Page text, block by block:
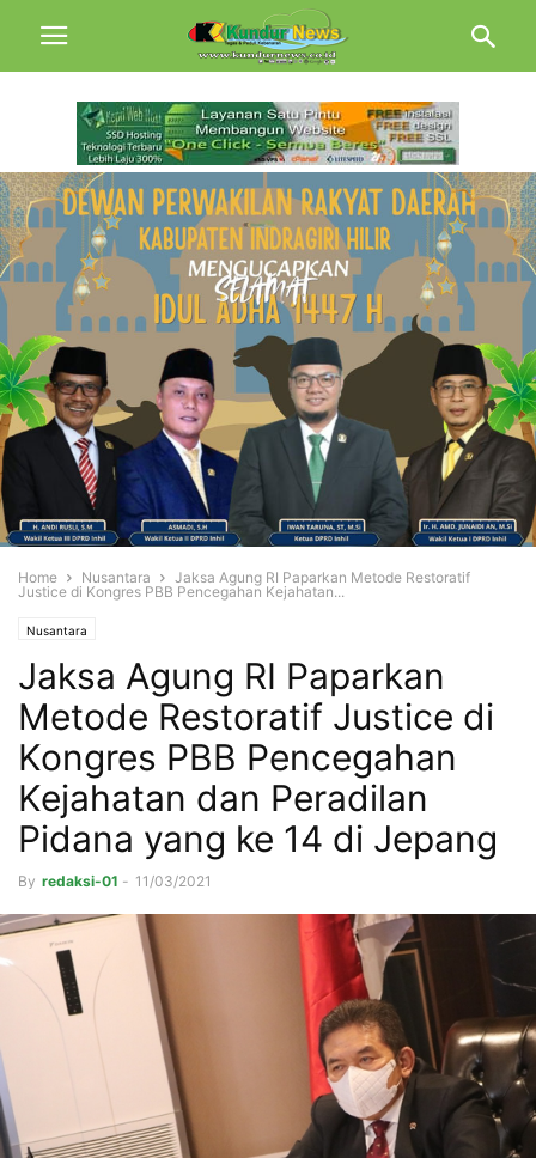
Home Nusantara
Jaksa Agung RI Paparkan Metode Restoratif
Justice di Kongres PBB Pencegahan Kejahatan...
Nusantara
Jaksa Agung RI Paparkan
Metode Restoratif Justice di
Kongres PBB Pencegahan
Kejahatan dan Peradilan
Pidana yang ke 14 di Jepang
By redaksi-01 - 11/03/2021